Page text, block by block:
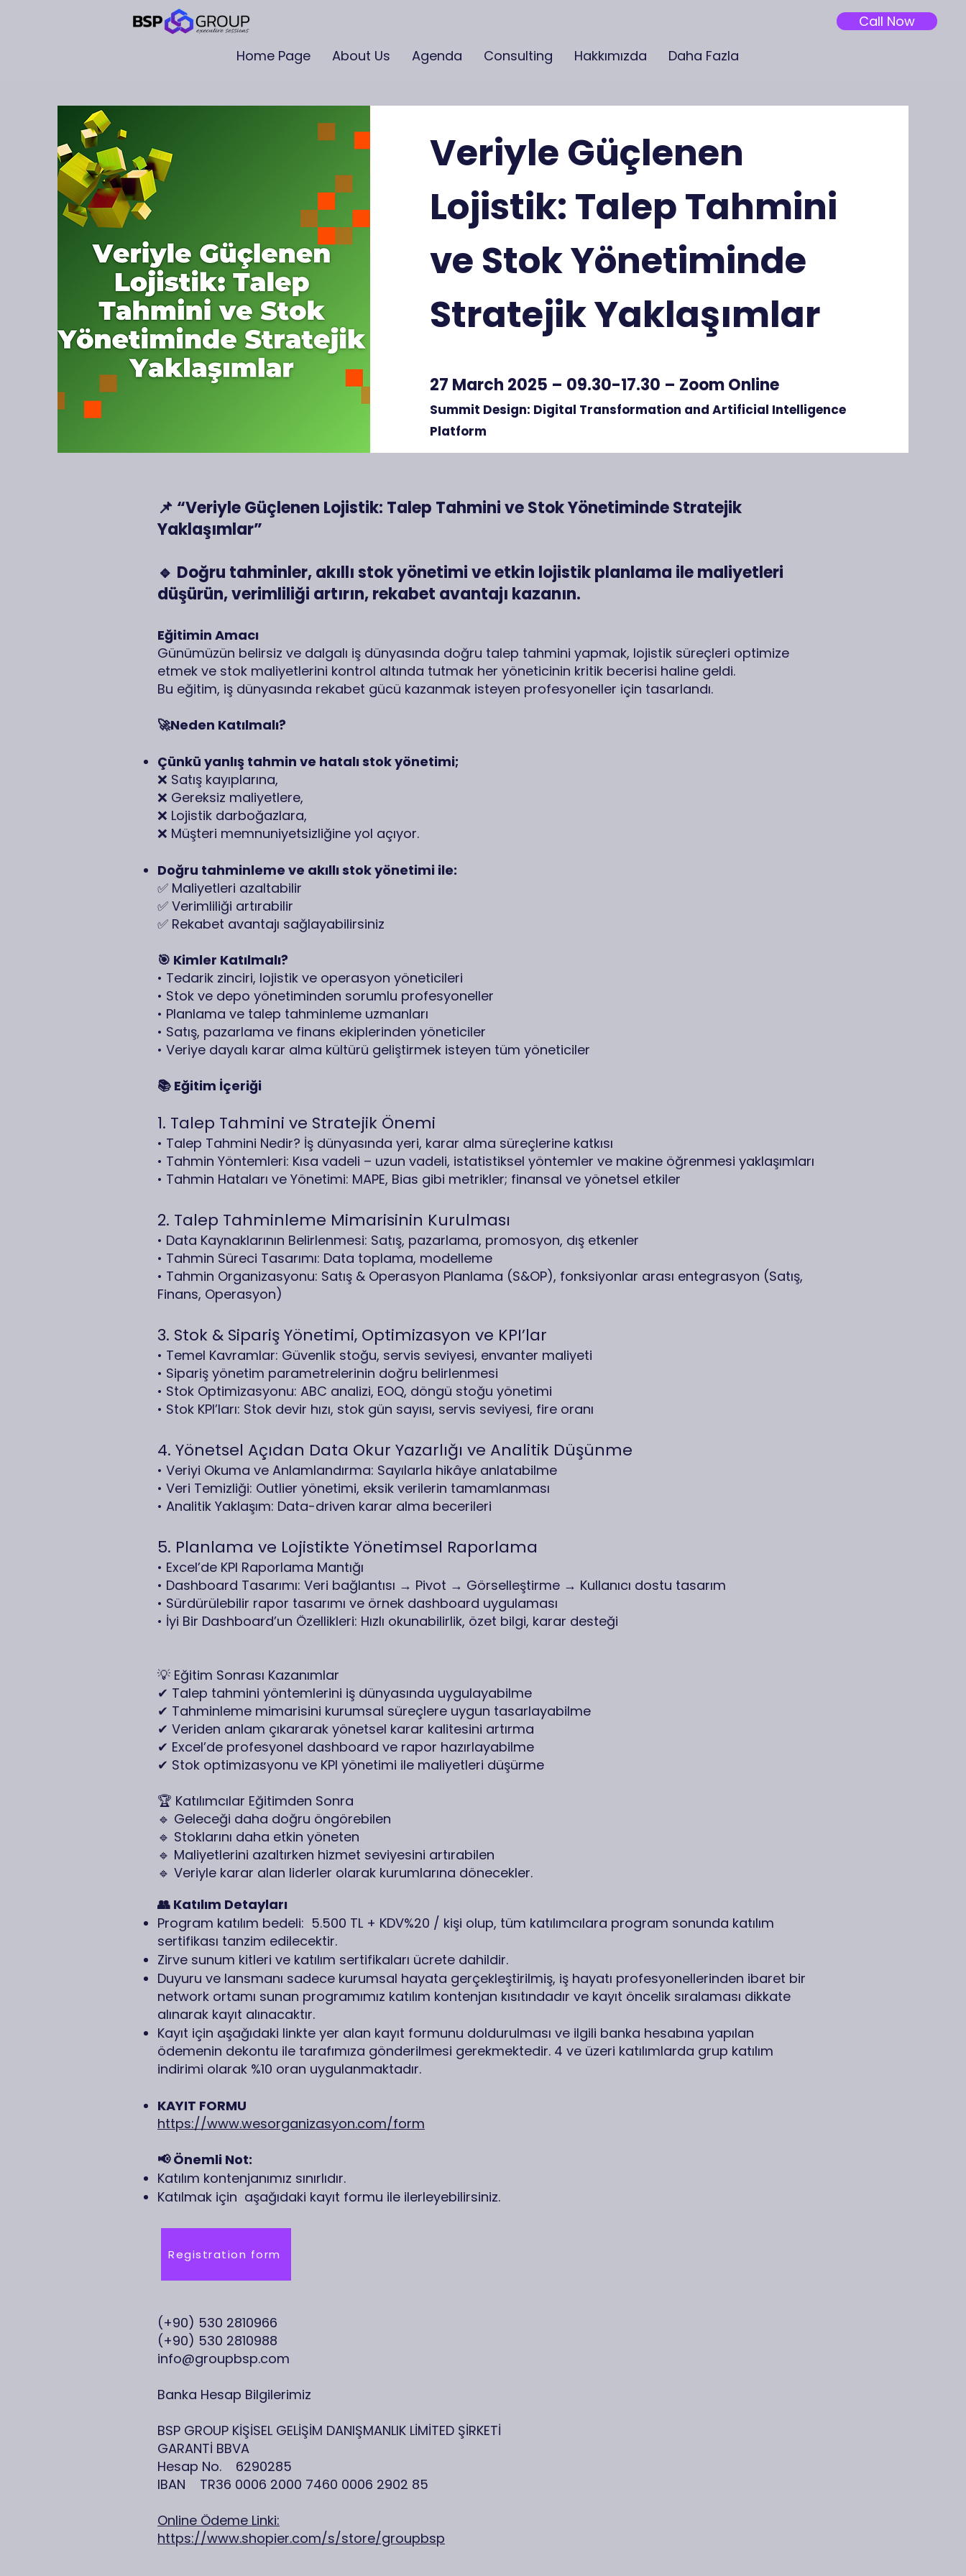
Call Now
Home Page
About Us Agenda Consulting Hakkımızda Daha Fazla
Veriyle Güçlenen
Lojistik: Talep Tahmini
ve Stok Yönetiminde
Stratejik Yaklaşımlar
27 March 2025 – 09.30-17.30 – Zoom Online
Summit Design: Digital Transformation and Artificial Intelligence
Platform
📌 “Veriyle Güçlenen Lojistik: Talep Tahmini ve Stok Yönetiminde Stratejik
Yaklaşımlar”
🔹 Doğru tahminler, akıllı stok yönetimi ve etkin lojistik planlama ile maliyetleri
düşürün, verimliliği artırın, rekabet avantajı kazanın.
Eğitimin Amacı
Günümüzün belirsiz ve dalgalı iş dünyasında doğru talep tahmini yapmak, lojistik süreçleri optimize
etmek ve stok maliyetlerini kontrol altında tutmak her yöneticinin kritik becerisi haline geldi.
Bu eğitim, iş dünyasında rekabet gücü kazanmak isteyen profesyoneller için tasarlandı.
🚀Neden Katılmalı?
Çünkü yanlış tahmin ve hatalı stok yönetimi;
❌ Satış kayıplarına,
❌ Gereksiz maliyetlere,
❌ Lojistik darboğazlara,
❌ Müşteri memnuniyetsizliğine yol açıyor.
Doğru tahminleme ve akıllı stok yönetimi ile:
✅ Maliyetleri azaltabilir
✅ Verimliliği artırabilir
✅ Rekabet avantajı sağlayabilirsiniz
🎯 Kimler Katılmalı?
• Tedarik zinciri, lojistik ve operasyon yöneticileri
• Stok ve depo yönetiminden sorumlu profesyoneller
• Planlama ve talep tahminleme uzmanları
• Satış, pazarlama ve finans ekiplerinden yöneticiler
• Veriye dayalı karar alma kültürü geliştirmek isteyen tüm yöneticiler
📚 Eğitim İçeriği
1. Talep Tahmini ve Stratejik Önemi
• Talep Tahmini Nedir? İş dünyasında yeri, karar alma süreçlerine katkısı
• Tahmin Yöntemleri: Kısa vadeli – uzun vadeli, istatistiksel yöntemler ve makine öğrenmesi yaklaşımları
• Tahmin Hataları ve Yönetimi: MAPE, Bias gibi metrikler; finansal ve yönetsel etkiler
2. Talep Tahminleme Mimarisinin Kurulması
• Data Kaynaklarının Belirlenmesi: Satış, pazarlama, promosyon, dış etkenler
• Tahmin Süreci Tasarımı: Data toplama, modelleme
• Tahmin Organizasyonu: Satış & Operasyon Planlama (S&OP), fonksiyonlar arası entegrasyon (Satış,
Finans, Operasyon)
3. Stok & Sipariş Yönetimi, Optimizasyon ve KPI’lar
• Temel Kavramlar: Güvenlik stoğu, servis seviyesi, envanter maliyeti
• Sipariş yönetim parametrelerinin doğru belirlenmesi
• Stok Optimizasyonu: ABC analizi, EOQ, döngü stoğu yönetimi
• Stok KPI’ları: Stok devir hızı, stok gün sayısı, servis seviyesi, fire oranı
4. Yönetsel Açıdan Data Okur Yazarlığı ve Analitik Düşünme
• Veriyi Okuma ve Anlamlandırma: Sayılarla hikâye anlatabilme
• Veri Temizliği: Outlier yönetimi, eksik verilerin tamamlanması
• Analitik Yaklaşım: Data-driven karar alma becerileri
5. Planlama ve Lojistikte Yönetimsel Raporlama
• Excel’de KPI Raporlama Mantığı
• Dashboard Tasarımı: Veri bağlantısı → Pivot → Görselleştirme → Kullanıcı dostu tasarım
• Sürdürülebilir rapor tasarımı ve örnek dashboard uygulaması
• İyi Bir Dashboard’un Özellikleri: Hızlı okunabilirlik, özet bilgi, karar desteği
💡 Eğitim Sonrası Kazanımlar
✔ Talep tahmini yöntemlerini iş dünyasında uygulayabilme
✔ Tahminleme mimarisini kurumsal süreçlere uygun tasarlayabilme
✔ Veriden anlam çıkararak yönetsel karar kalitesini artırma
✔ Excel’de profesyonel dashboard ve rapor hazırlayabilme
✔ Stok optimizasyonu ve KPI yönetimi ile maliyetleri düşürme
🏆 Katılımcılar Eğitimden Sonra
🔹 Geleceği daha doğru öngörebilen
🔹 Stoklarını daha etkin yöneten
🔹 Maliyetlerini azaltırken hizmet seviyesini artırabilen
🔹 Veriyle karar alan liderler olarak kurumlarına dönecekler.
👥 Katılım Detayları
Program katılım bedeli: 5.500 TL + KDV%20 / kişi olup, tüm katılımcılara program sonunda katılım
sertifikası tanzim edilecektir.
​Zirve sunum kitleri ve katılım sertifikaları ücrete dahildir.
​Duyuru ve lansmanı sadece kurumsal hayata gerçekleştirilmiş, iş hayatı profesyonellerinden ibaret bir
network ortamı sunan programımız katılım kontenjan kısıtındadır ve kayıt öncelik sıralaması dikkate
alınarak kayıt alınacaktır.
​Kayıt için aşağıdaki linkte yer alan kayıt formunu doldurulması ve ilgili banka hesabına yapılan
ödemenin dekontu ile tarafımıza gönderilmesi gerekmektedir. 4 ve üzeri katılımlarda grup katılım
indirimi olarak %10 oran uygulanmaktadır.
KAYIT FORMU
https://www.wesorganizasyon.com/form
📢 Önemli Not:
Katılım kontenjanımız sınırlıdır.
Katılmak için aşağıdaki kayıt formu ile ilerleyebilirsiniz.
(+90) 530 2810966
(+90) 530 2810988
info@groupbsp.com
Banka Hesap Bilgilerimiz
BSP GROUP KİŞİSEL GELİŞİM DANIŞMANLIK LİMİTED ŞİRKETİ
GARANTİ BBVA
Hesap No. 6290285
IBAN TR36 0006 2000 7460 0006 2902 85
Online Ödeme Linki:
https://www.shopier.com/s/store/groupbsp
Registration form